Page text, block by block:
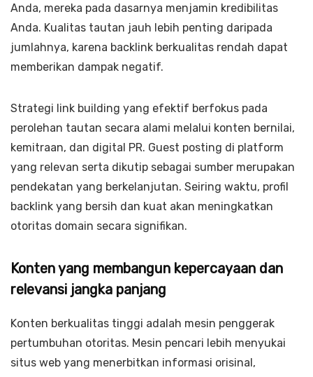
Anda, mereka pada dasarnya menjamin kredibilitas
Anda. Kualitas tautan jauh lebih penting daripada
jumlahnya, karena backlink berkualitas rendah dapat
memberikan dampak negatif.
Strategi link building yang efektif berfokus pada
perolehan tautan secara alami melalui konten bernilai,
kemitraan, dan digital PR. Guest posting di platform
yang relevan serta dikutip sebagai sumber merupakan
pendekatan yang berkelanjutan. Seiring waktu, profil
backlink yang bersih dan kuat akan meningkatkan
otoritas domain secara signifikan.
Konten yang membangun kepercayaan dan
relevansi jangka panjang
Konten berkualitas tinggi adalah mesin penggerak
pertumbuhan otoritas. Mesin pencari lebih menyukai
situs web yang menerbitkan informasi orisinal,